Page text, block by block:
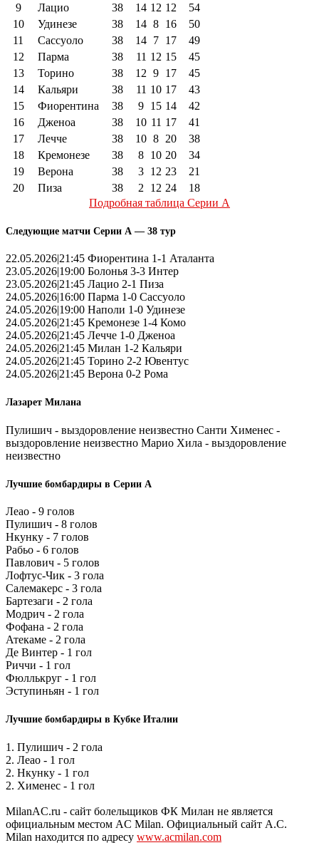
9
Лацио 38 14 12 12
54
10
Удинезе 38 14 8 16
50
11
Сассуоло 38 14 7 17
49
12
Парма 38 11 12 15
45
13
Торино 38 12 9 17
45
14
Кальяри 38 11 10 17
43
15
Фиорентина 38 9 15 14
42
16
Дженоа 38 10 11 17
41
17
Лечче 38 10 8 20
38
18
Кремонезе 38 8 10 20
34
19
Верона 38 3 12 23
21
20
Пиза 38 2 12 24
18
Подробная таблица Серии А
Следующие матчи Серии А — 38 тур
22.05.2026|21:45 Фиорентина 1-1 Аталанта
23.05.2026|19:00 Болонья 3-3 Интер
23.05.2026|21:45 Лацио 2-1 Пиза
24.05.2026|16:00 Парма 1-0 Сассуоло
24.05.2026|19:00 Наполи 1-0 Удинезе
24.05.2026|21:45 Кремонезе 1-4 Комо
24.05.2026|21:45 Лечче 1-0 Дженоа
24.05.2026|21:45 Милан 1-2 Кальяри
24.05.2026|21:45 Торино 2-2 Ювентус
24.05.2026|21:45 Верона 0-2 Рома
Лазарет Милана
Пулишич - выздоровление неизвестно Санти Хименес -
выздоровление неизвестно Марио Хила - выздоровление
неизвестно
Лучшие бомбардиры в Серии А
Леао - 9 голов
Пулишич - 8 голов
Нкунку - 7 голов
Рабьо - 6 голов
Павлович - 5 голов
Лофтус-Чик - 3 гола
Салемакерс - 3 гола
Бартезаги - 2 гола
Модрич - 2 гола
Фофана - 2 гола
Атекаме - 2 гола
Де Винтер - 1 гол
Риччи - 1 гол
Фюллькруг - 1 гол
Эступиньян - 1 гол
Лучшие бомбардиры в Кубке Италии
1. Пулишич - 2 гола
2. Леао - 1 гол
2. Нкунку - 1 гол
2. Хименес - 1 гол
MilanAC.ru - сайт болельщиков ФК Милан не является
официальным местом AC Milan. Официальный сайт A.C.
Milan находится по адресу www.acmilan.com